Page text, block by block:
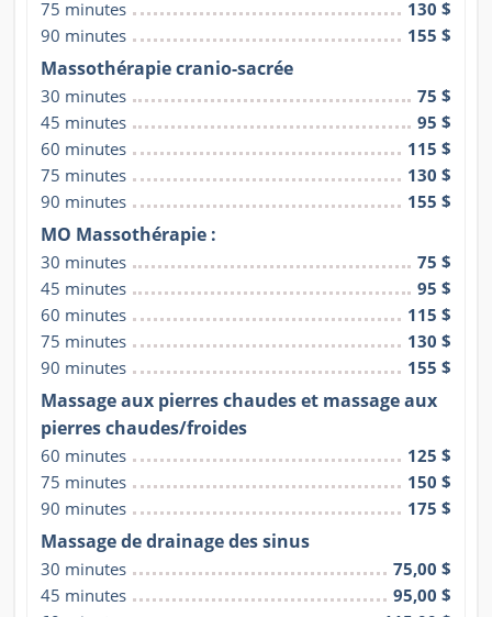
75 minutes
130 $
90 minutes
155 $
Massothérapie cranio-sacrée
30 minutes
75 $
45 minutes
95 $
60 minutes
115 $
75 minutes
130 $
90 minutes
155 $
MO Massothérapie :
30 minutes
75 $
45 minutes
95 $
60 minutes
115 $
75 minutes
130 $
90 minutes
155 $
Massage aux pierres chaudes et massage aux
pierres chaudes/froides
60 minutes
125 $
75 minutes
150 $
90 minutes
175 $
Massage de drainage des sinus
30 minutes
75,00 $
45 minutes
95,00 $